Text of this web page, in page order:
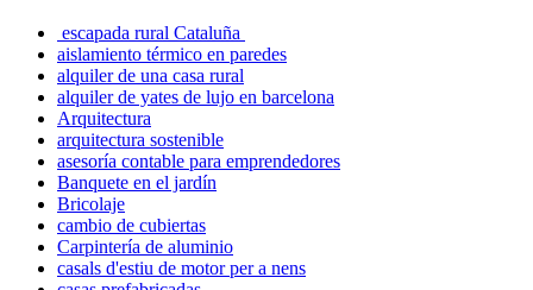
escapada rural Cataluña
aislamiento térmico en paredes
alquiler de una casa rural
alquiler de yates de lujo en barcelona
Arquitectura
arquitectura sostenible
asesoría contable para emprendedores
Banquete en el jardín
Bricolaje
cambio de cubiertas
Carpintería de aluminio
casals d'estiu de motor per a nens